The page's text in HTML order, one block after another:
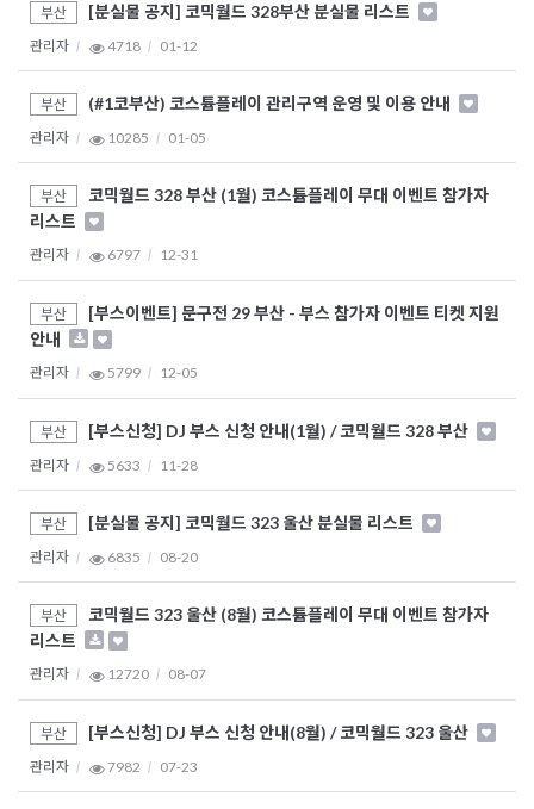
부산 [분실물 공지] 코믹월드 328부산 분실물 리스트
관리자 4718 01-12
부산 (#1코부산) 코스튬플레이 관리구역 운영 및 이용 안내
관리자 10285 01-05
부산
코믹월드 328 부산 (1월) 코스튬플레이 무대 이벤트 참가자
리스트
관리자 6797 12-31
부산
[부스이벤트] 문구전 29 부산 - 부스 참가자 이벤트 티켓 지원
안내
관리자 5799 12-05
부산 [부스신청] DJ 부스 신청 안내(1월) / 코믹월드 328 부산
관리자 5633 11-28
부산 [분실물 공지] 코믹월드 323 울산 분실물 리스트
관리자 6835 08-20
부산
코믹월드 323 울산 (8월) 코스튬플레이 무대 이벤트 참가자
리스트
관리자 12720 08-07
부산 [부스신청] DJ 부스 신청 안내(8월) / 코믹월드 323 울산
관리자 7982 07-23